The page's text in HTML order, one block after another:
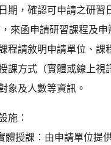
期，確認可申請之研習
來函申請研習課程及申
程請敘明申請單位、課
課方式（實體或線上視
象及人數等資訊。
施：
體授課：由申請單位提